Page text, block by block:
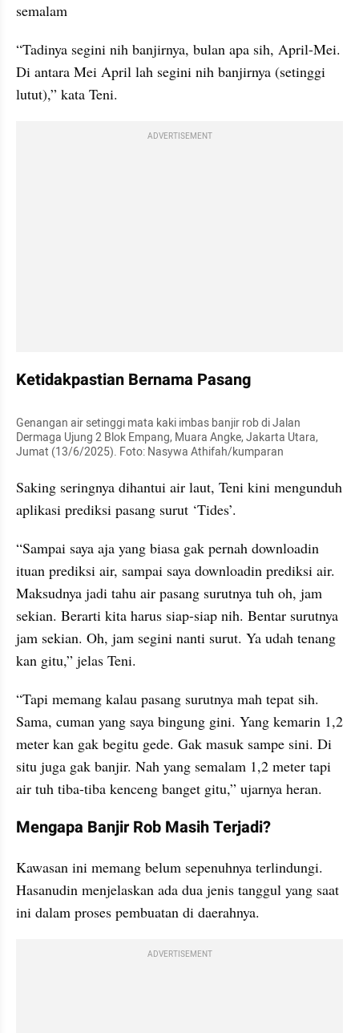
semalam
“Tadinya segini nih banjirnya, bulan apa sih, April-Mei.
Di antara Mei April lah segini nih banjirnya (setinggi
lutut),” kata Teni.
ADVERTISEMENT
Ketidakpastian Bernama Pasang
Genangan air setinggi mata kaki imbas banjir rob di Jalan
Dermaga Ujung 2 Blok Empang, Muara Angke, Jakarta Utara,
Jumat (13/6/2025). Foto: Nasywa Athifah/kumparan
Saking seringnya dihantui air laut, Teni kini mengunduh
aplikasi prediksi pasang surut ‘Tides’.
“Sampai saya aja yang biasa gak pernah downloadin
ituan prediksi air, sampai saya downloadin prediksi air.
Maksudnya jadi tahu air pasang surutnya tuh oh, jam
sekian. Berarti kita harus siap-siap nih. Bentar surutnya
jam sekian. Oh, jam segini nanti surut. Ya udah tenang
kan gitu,” jelas Teni.
“Tapi memang kalau pasang surutnya mah tepat sih.
Sama, cuman yang saya bingung gini. Yang kemarin 1,2
meter kan gak begitu gede. Gak masuk sampe sini. Di
situ juga gak banjir. Nah yang semalam 1,2 meter tapi
air tuh tiba-tiba kenceng banget gitu,” ujarnya heran.
Mengapa Banjir Rob Masih Terjadi?
Kawasan ini memang belum sepenuhnya terlindungi.
Hasanudin menjelaskan ada dua jenis tanggul yang saat
ini dalam proses pembuatan di daerahnya.
ADVERTISEMENT